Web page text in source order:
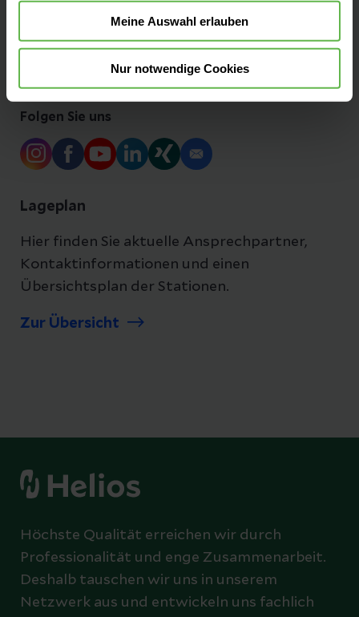
Meine Auswahl erlauben
Nur notwendige Cookies
Folgen Sie uns
Lageplan
Hier finden Sie aktuelle Ansprechpartner,
Kontaktinformationen und einen
Übersichtsplan der Stationen.
Zur Übersicht
Höchste Qualität erreichen wir durch
Professionalität und enge Zusammenarbeit.
Deshalb tauschen wir uns in unserem
Netzwerk aus und entwickeln uns fachlich